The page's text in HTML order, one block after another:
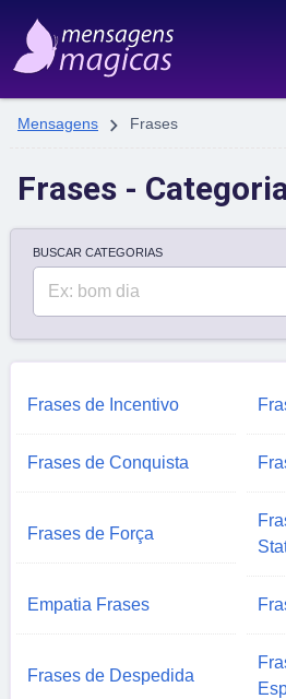
Mensagens  Frases
Frases -
BUSCAR CATEGORIAS
Frases de Incentivo
Frases de Conquista
Frases de Força
Empatia Frases
Frases de Despedida